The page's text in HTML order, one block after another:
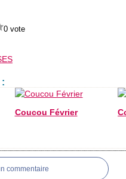
0 vote
Coucou Février
commentaire